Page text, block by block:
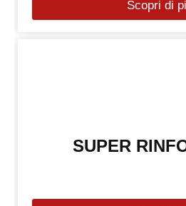
Scopri di
SUPER